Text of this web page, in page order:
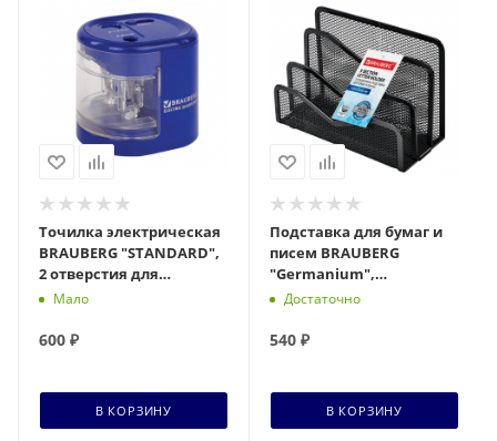
Точилка электрическая
BRAUBERG "STANDARD",
2 отверстия для
карандашей (включая
Мало
600 ₽
В КОРЗИНУ
Подставка для бумаг и
писем BRAUBERG
"Germanium",
металлическая, 3
черная, 23
Достаточно
540 ₽
В КОРЗИНУ